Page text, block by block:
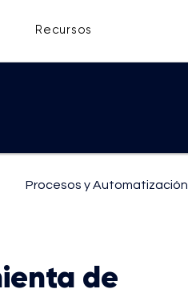
Recursos
Procesos y Automatización
de